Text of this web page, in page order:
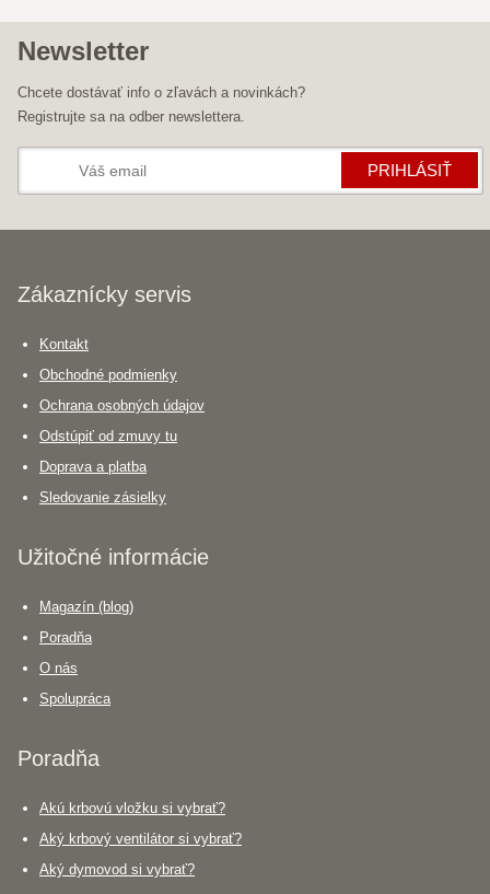
Newsletter
Chcete dostávať info o zľavách a novinkách?
Registrujte sa na odber newslettera.
PRIHLÁSIŤ
Zákaznícky servis
Kontakt
Obchodné podmienky
Ochrana osobných údajov
Odstúpiť od zmuvy tu
Doprava a platba
Sledovanie zásielky
Užitočné informácie
Magazín (blog)
Poradňa
O nás
Spolupráca
Poradňa
Akú krbovú vložku si vybrať?
Aký krbový ventilátor si vybrať?
Aký dymovod si vybrať?